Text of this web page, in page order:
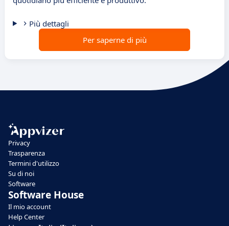
Più dettagli
Per saperne di più
Privacy
Trasparenza
Termini d'utilizzo
Su di noi
Software
Software House
Il mio account
Help Center